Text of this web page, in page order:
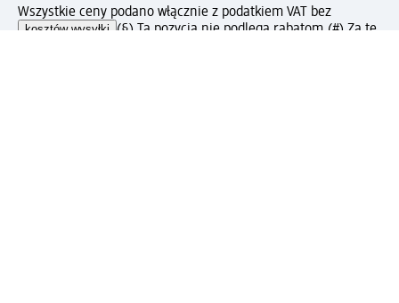
Wszystkie ceny podano włącznie z podatkiem VAT bez
kosztów wysyłki (§) Ta pozycja nie podlega rabatom. (#) Za tę